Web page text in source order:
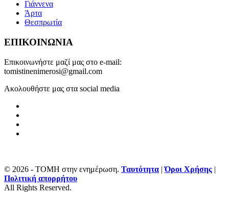
Γιάννενα
Άρτα
Θεσπρωτία
ΕΠΙΚΟΙΝΩΝΙΑ
Επικοινωνήστε μαζί μας στο e-mail:
tomistinenimerosi@gmail.com
Ακολουθήστε μας στα social media
© 2026 - ΤΟΜΗ στην ενημέρωση. Ταυτότητα |Όροι Χρήσης |
Πολιτική απορρήτου
All Rights Reserved.